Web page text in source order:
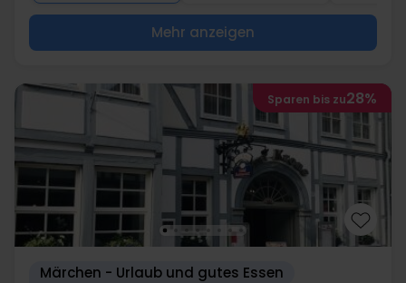
Mehr anzeigen
Sparen bis zu28%
Märchen - Urlaub und gutes Essen